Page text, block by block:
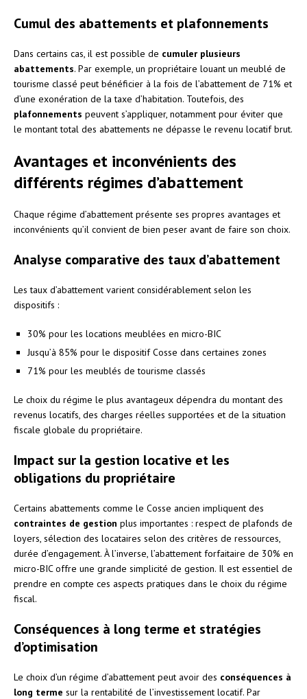
Cumul des abattements et plafonnements
Dans certains cas, il est possible de cumuler plusieurs
abattements. Par exemple, un propriétaire louant un meublé de
tourisme classé peut bénéficier à la fois de l’abattement de 71% et
d’une exonération de la taxe d’habitation. Toutefois, des
plafonnements peuvent s’appliquer, notamment pour éviter que
le montant total des abattements ne dépasse le revenu locatif brut.
Avantages et inconvénients des
différents régimes d’abattement
Chaque régime d’abattement présente ses propres avantages et
inconvénients qu’il convient de bien peser avant de faire son choix.
Analyse comparative des taux d’abattement
Les taux d’abattement varient considérablement selon les
dispositifs :
30% pour les locations meublées en micro-BIC
Jusqu’à 85% pour le dispositif Cosse dans certaines zones
71% pour les meublés de tourisme classés
Le choix du régime le plus avantageux dépendra du montant des
revenus locatifs, des charges réelles supportées et de la situation
fiscale globale du propriétaire.
Impact sur la gestion locative et les
obligations du propriétaire
Certains abattements comme le Cosse ancien impliquent des
contraintes de gestion plus importantes : respect de plafonds de
loyers, sélection des locataires selon des critères de ressources,
durée d’engagement. À l’inverse, l’abattement forfaitaire de 30% en
micro-BIC offre une grande simplicité de gestion. Il est essentiel de
prendre en compte ces aspects pratiques dans le choix du régime
fiscal.
Conséquences à long terme et stratégies
d’optimisation
Le choix d’un régime d’abattement peut avoir des conséquences à
long terme sur la rentabilité de l’investissement locatif. Par